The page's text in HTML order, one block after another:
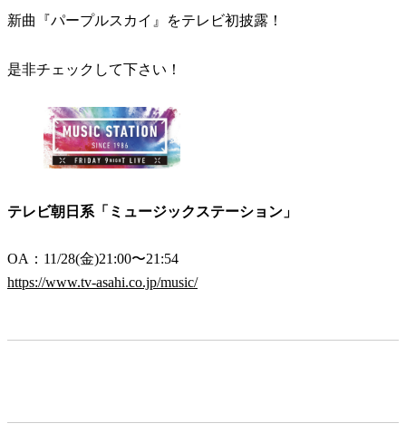
新曲『パープルスカイ』をテレビ初披露！
是非チェックして下さい！
テレビ朝日系「ミュージックステーション」
OA：11/28(金)21:00〜21:54
https://www.tv-asahi.co.jp/music/